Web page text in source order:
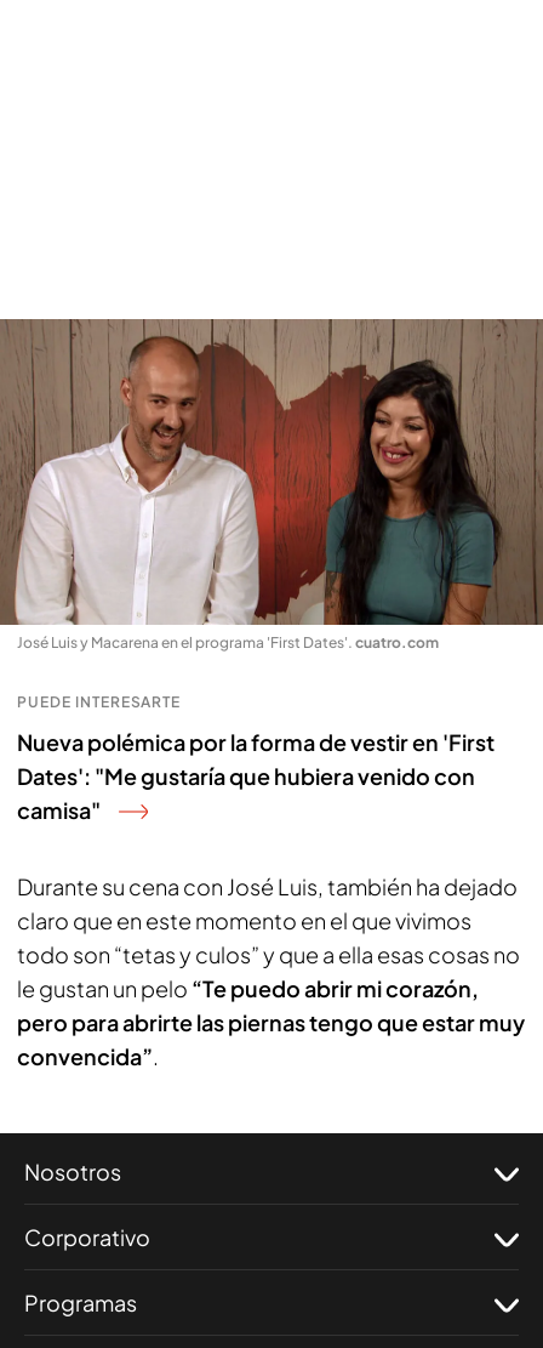
José Luis y Macarena en el programa 'First Dates'. cuatro.com
PUEDE INTERESARTE
Nueva polémica por la forma de vestir en 'First
Dates': "Me gustaría que hubiera venido con
camisa"
Durante su cena con José Luis, también ha dejado
claro que en este momento en el que vivimos
todo son “tetas y culos” y que a ella esas cosas no
le gustan un pelo “Te puedo abrir mi corazón,
pero para abrirte las piernas tengo que estar muy
convencida”.
Nosotros
Corporativo
Programas